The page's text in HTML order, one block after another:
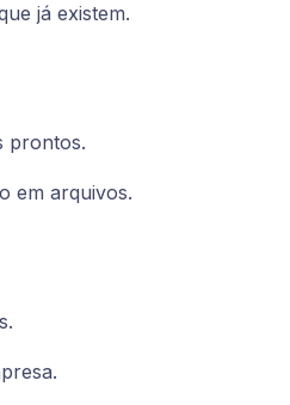
já existem.
prontos.
em arquivos.